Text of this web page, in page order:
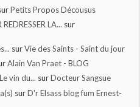
Petits Propos Décousus
LA... sur
surVie des Saints - Saint du jour
Alain Van Praet - BLOG
vin du... surDocteur Sangsue
surD'r Elsass blog fum Ernest-